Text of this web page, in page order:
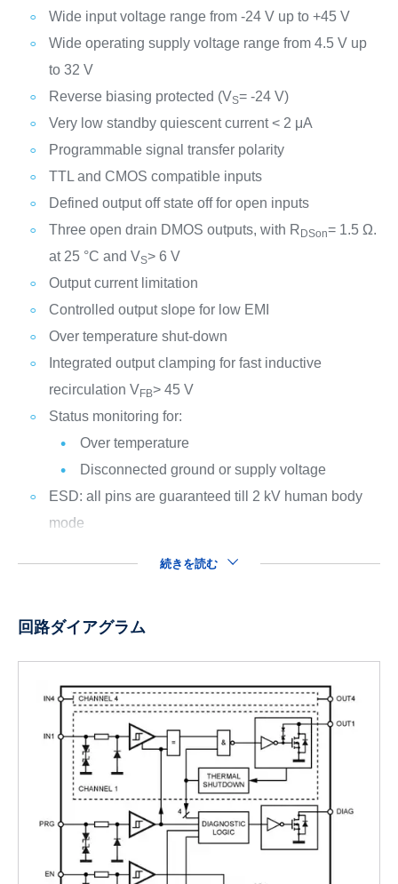
Wide input voltage range from -24 V up to +45 V
Wide operating supply voltage range from 4.5 V up
to 32 V
Reverse biasing protected (VS= -24 V)
Very low standby quiescent current < 2 μA
Programmable signal transfer polarity
TTL and CMOS compatible inputs
Defined output off state off for open inputs
Three open drain DMOS outputs, with R DSon= 1.5 Ω.
at 25 °C and VS> 6 V
Output current limitation
Controlled output slope for low EMI
Over temperature shut-down
Integrated output clamping for fast inductive
recirculation VFB> 45 V
Status monitoring for:
Over temperature
Disconnected ground or supply voltage
ESD: all pins are guaranteed till 2 kV human body
mode
続きを読む
回路ダイアグラム